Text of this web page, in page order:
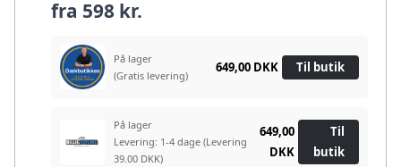
fra 598 kr.
På lager
(Gratis levering)
649,00 DKK Til butik
På lager
Levering: 1-4 dage (Levering
39.00 DKK)
649,00
DKK
Til
butik